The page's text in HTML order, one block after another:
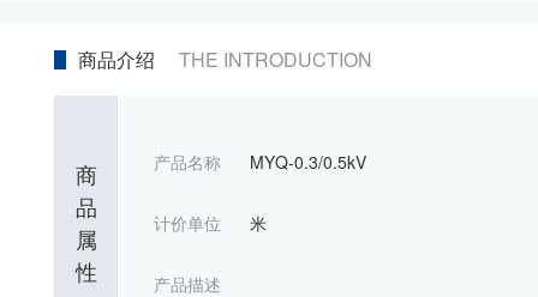
商品介绍 THE INTRODUCTION
商
品
属
性
产品名称 MYQ-0.3/0.5kV
计价单位 米
产品描述